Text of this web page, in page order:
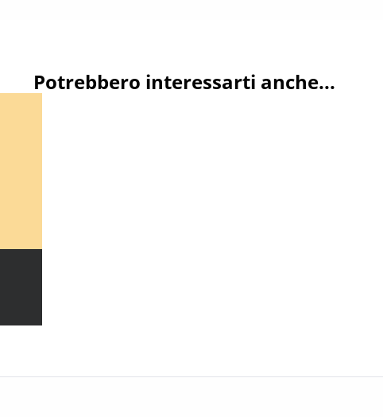
Potrebbero interessarti anche...